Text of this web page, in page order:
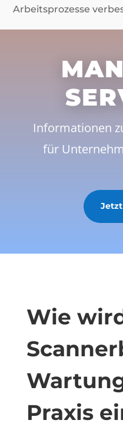
Arbeitsprozesse
Informationen
für
Wie
Praxis